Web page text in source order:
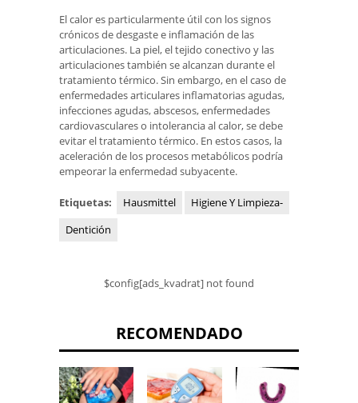
El calor es particularmente útil con los signos
crónicos de desgaste e inflamación de las
articulaciones. La piel, el tejido conectivo y las
articulaciones también se alcanzan durante el
tratamiento térmico. Sin embargo, en el caso de
enfermedades articulares inflamatorias agudas,
infecciones agudas, abscesos, enfermedades
cardiovasculares o intolerancia al calor, se debe
evitar el tratamiento térmico. En estos casos, la
aceleración de los procesos metabólicos podría
empeorar la enfermedad subyacente.
Etiquetas: Hausmittel
Higiene Y Limpieza-
Dentición
$config[ads_kvadrat] not found
RECOMENDADO